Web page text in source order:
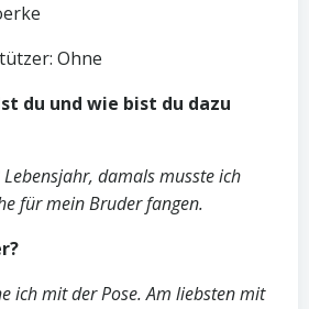
Ohne
du und wie bist du dazu
damals musste ich
für mein Bruder fangen.
ich mit der Pose. Am liebsten mit